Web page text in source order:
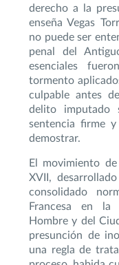
derecho a la
enseña Vegas
no puede ser
penal del
esenciales
tormento
culpable antes
delito imputado
sentencia firme
demostrar.
El movimiento
XVII,
consolidado
Francesa en la
Hombre y del
presunción de
una regla de